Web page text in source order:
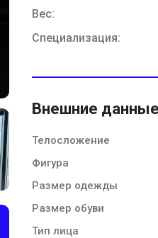
Вес:
Специализация:
Внешние данные
Телосложение
Фигура
Размер одежды
Размер обуви
Тип лица